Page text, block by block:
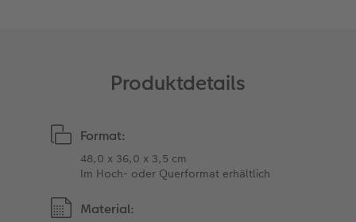
Produktdetails
Format:
48,0 x 36,0 x 3,5 cm
Im Hoch- oder Querformat erhältlich
Material: